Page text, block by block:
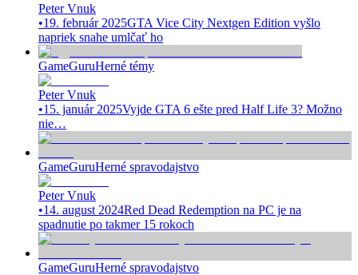
Peter Vnuk
•19. február 2025GTA Vice City Nextgen Edition vyšlo
napriek snahe umlčať ho
GameGuruHerné témy
Peter Vnuk
•15. január 2025Vyjde GTA 6 ešte pred Half Life 3? Možno
nie…
GameGuruHerné spravodajstvo
Peter Vnuk
•14. august 2024Red Dead Redemption na PC je na
spadnutie po takmer 15 rokoch
GameGuruHerné spravodajstvo